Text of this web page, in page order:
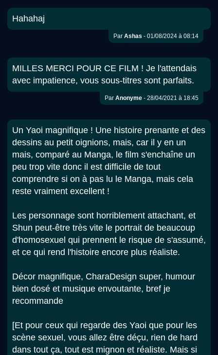
Hahahaj
Par Ashas - 01/08/2024 à 08:14
MILLES MERCI POUR CE FILM ! Je l'attendais
avec impatience, vous sous-titres sont parfaits.
Par Anonyme - 28/04/2021 à 18:45
Un Yaoi magnifique ! Une histoire prenante et des
dessins au petit oignions, mais, car il y en un
mais, comparé au Manga, le film s'enchaîne un
peu trop vite donc il est difficile de tout
comprendre si on à pas lu le Manga, mais cela
reste vraiment excellent !
Les personnage sont horriblement attachant, et
Shun peut-être très vite le portrait de beaucoup
d'homosexuel qui prennent le risque de s'assumé,
et ce qui rend l'histoire encore plus réaliste.
Décor magnifique, CharaDesign super, humour
bien dosé et musique envoutante, bref je
recommande
[Et pour ceux qui regarde des Yaoi que pour les
scène sexuel, vous allez être déçu, rien de hard
dans tout ça, tout est mignon et réaliste. Mais si